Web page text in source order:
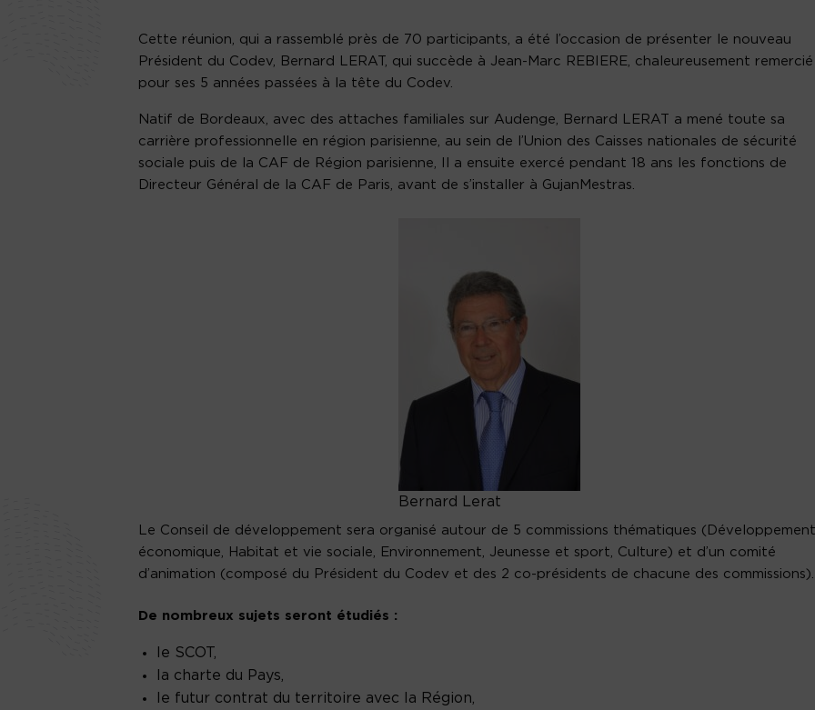
Cette réunion, qui a rassemblé près de 70 participants, a été l’occasion de présenter le nouveau
Président du Codev, Bernard LERAT, qui succède à Jean-Marc REBIERE, chaleureusement remercié
pour ses 5 années passées à la tête du Codev.
Natif de Bordeaux, avec des attaches familiales sur Audenge, Bernard LERAT a mené toute sa
carrière professionnelle en région parisienne, au sein de l’Union des Caisses nationales de sécurité
sociale puis de la CAF de Région parisienne, Il a ensuite exercé pendant 18 ans les fonctions de
Directeur Général de la CAF de Paris, avant de s’installer à GujanMestras.
Bernard Lerat
Le Conseil de développement sera organisé autour de 5 commissions thématiques (Développement
économique, Habitat et vie sociale, Environnement, Jeunesse et sport, Culture) et d’un comité
d’animation (composé du Président du Codev et des 2 co-présidents de chacune des commissions).
De nombreux sujets seront étudiés :
le SCOT,
la charte du Pays,
le futur contrat du territoire avec la Région,